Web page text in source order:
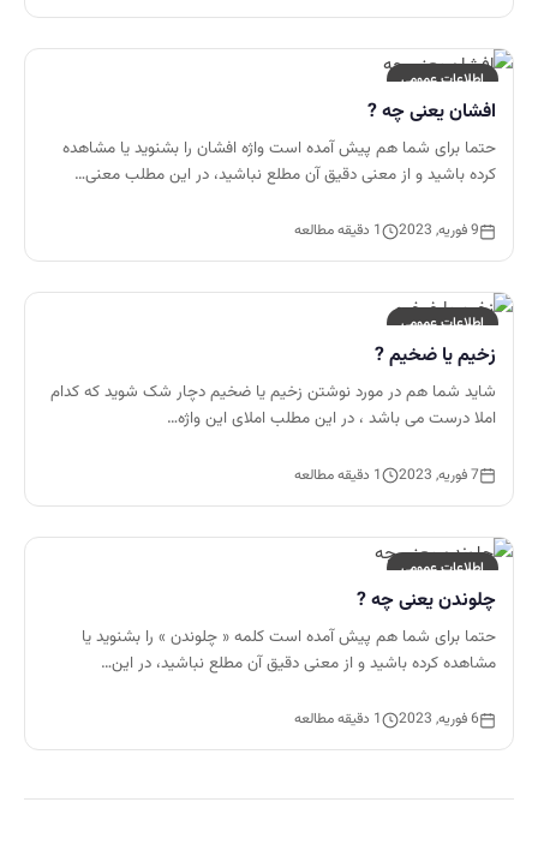
اطلاعات عمومی
افشان یعنی چه ?
حتما برای شما هم پیش آمده است واژه افشان را بشنوید یا مشاهده
کرده باشید و از معنی دقیق آن مطلع نباشید، در این مطلب معنی…
9 فوریه, 2023 1 دقیقه مطالعه
اطلاعات عمومی
زخیم یا ضخیم ?
شاید شما هم در مورد نوشتن زخیم یا ضخیم دچار شک شوید که کدام
املا درست می باشد ، در این مطلب املای این واژه…
7 فوریه, 2023 1 دقیقه مطالعه
اطلاعات عمومی
چلوندن یعنی چه ?
حتما برای شما هم پیش آمده است کلمه « چلوندن » را بشنوید یا
مشاهده کرده باشید و از معنی دقیق آن مطلع نباشید، در این…
6 فوریه, 2023 1 دقیقه مطالعه